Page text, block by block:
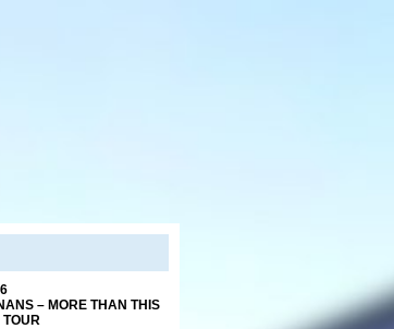
– MORE THAN THIS
TOUR